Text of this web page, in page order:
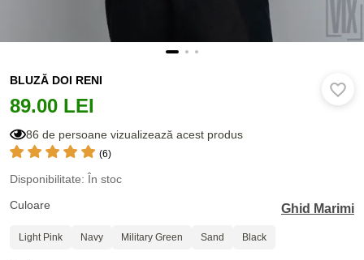
BLUZĂ DOI RENI
89.00 LEI
86 de persoane vizualizează acest produs
(6)
Disponibilitate: În stoc
Culoare
Ghid Marimi
Light Pink Navy Military Green Sand Black